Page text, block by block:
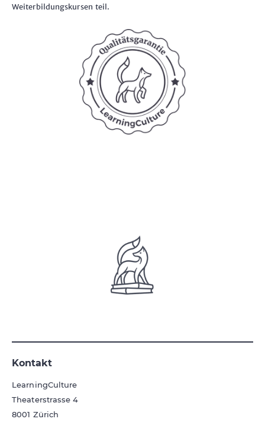
Weiterbildungskursen teil.
Kontakt
LearningCulture
Theaterstrasse 4
8001 Zürich